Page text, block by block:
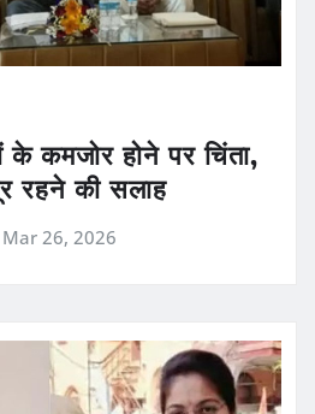
के कमजोर होने पर चिंता,
रहने की सलाह
Mar 26, 2026